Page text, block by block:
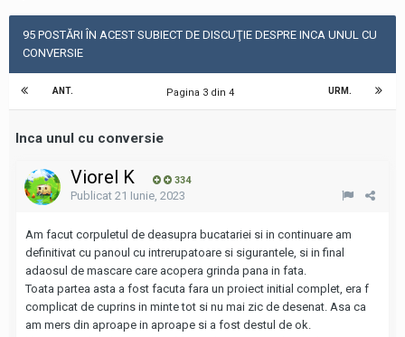
95 POSTĂRI ÎN ACEST SUBIECT DE DISCUŢIE DESPRE INCA UNUL CU
CONVERSIE
ANT. URM.
Pagina 3 din 4
Inca unul cu conversie
Viorel K 334
Publicat 21 Iunie, 2023
Am facut corpuletul de deasupra bucatariei si in continuare am
definitivat cu panoul cu intrerupatoare si sigurantele, si in final
adaosul de mascare care acopera grinda pana in fata.
Toata partea asta a fost facuta fara un proiect initial complet, era f
complicat de cuprins in minte tot si nu mai zic de desenat. Asa ca
am mers din aproape in aproape si a fost destul de ok.